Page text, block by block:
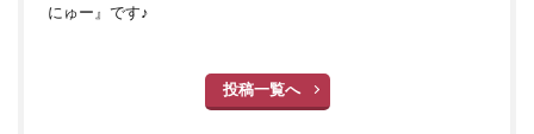
にゅー』です♪
投稿一覧へ